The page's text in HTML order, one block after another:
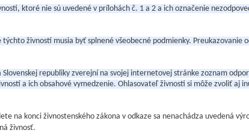
ktoré nie sú uvedené v prílohách č. 1 a 2 a ich označenie
týchto živností musia byť splnené všeobecné podmienky. Preukazovanie
republiky zverejní na svojej internetovej stránke zoznam
a ich obsahové vymedzenie. Ohlasovateľ živnosti si môže zvoliť aj
na konci živnostenského zákona v odkaze sa nenachádza uvedená
živnosť.